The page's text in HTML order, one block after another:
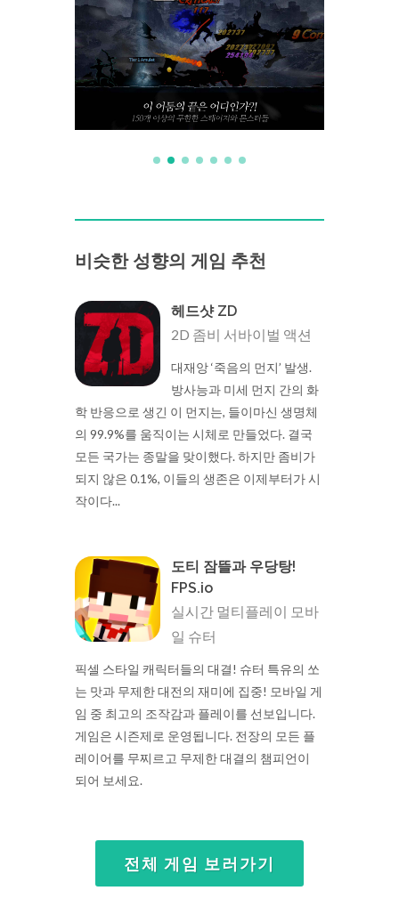
비슷한 성향의 게임 추천
헤드샷 ZD
2D 좀비 서바이벌 액션
대재앙 ‘죽음의 먼지’ 발생.
방사능과 미세 먼지 간의 화
학 반응으로 생긴 이 먼지는, 들이마신 생명체
의 99.9%를 움직이는 시체로 만들었다. 결국
모든 국가는 종말을 맞이했다. 하지만 좀비가
되지 않은 0.1%, 이들의 생존은 이제부터가 시
작이다...
도티 잠뜰과 우당탕!
FPS.io
실시간 멀티플레이 모바
일 슈터
픽셀 스타일 캐릭터들의 대결! 슈터 특유의 쏘
는 맛과 무제한 대전의 재미에 집중! 모바일 게
임 중 최고의 조작감과 플레이를 선보입니다.
게임은 시즌제로 운영됩니다. 전장의 모든 플
레이어를 무찌르고 무제한 대결의 챔피언이
되어 보세요.
전체 게임 보러가기